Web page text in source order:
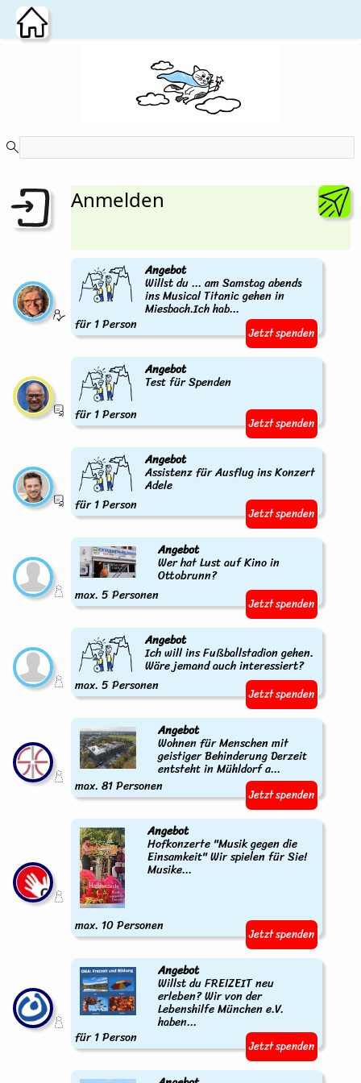
Zum Hauptinhalt wechseln
Anmelden
Angebot
Willst du ... am Samstag abends
ins Musical Titanic gehen in
Miesbach.Ich hab...
für 1 Person Jetzt spenden
Angebot
Test für Spenden
für 1 Person
Jetzt spenden
Angebot
Assistenz für Ausflug ins Konzert
Adele
für 1 Person
Jetzt spenden
Angebot
Wer hat Lust auf Kino in
Ottobrunn?
max. 5 Personen
Jetzt spenden
Angebot
Ich will ins Fußballstadion gehen.
Wäre jemand auch interessiert?
max. 5 Personen
Jetzt spenden
Angebot
Wohnen für Menschen mit
geistiger Behinderung Derzeit
entsteht in Mühldorf a...
max. 81 Personen
Jetzt spenden
Angebot
Hofkonzerte "Musik gegen die
Einsamkeit" Wir spielen für Sie!
Musike...
max. 10 Personen Jetzt spenden
Angebot
Willst du FREIZEIT neu
erleben? Wir von der
Lebenshilfe München e.V.
haben...
für 1 Person Jetzt spenden